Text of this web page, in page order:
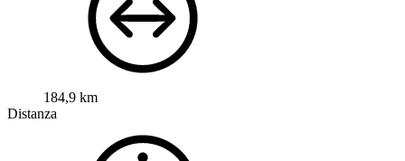
184,9 km
Distanza